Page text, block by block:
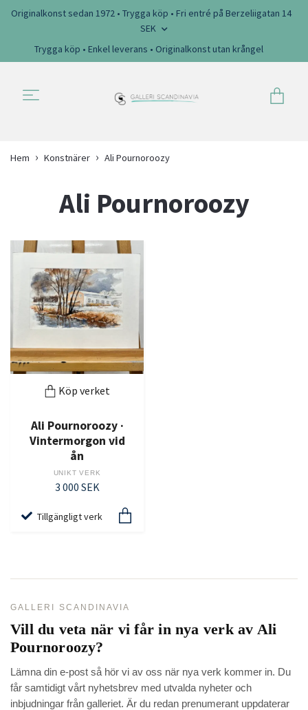
Originalkonst sedan 1972 • Trygga köp • Fri entré på Berzeliigatan 14
SEK
Trygga köp • Enkel leverans • Originalkonst utan krångel
Hem Konstnärer Ali Pournoroozy
Ali Pournoroozy
Köp verket
Ali Pournoroozy ·
Vintermorgon vid
ån
UNIKT VERK
3 000 SEK
Tillgängligt verk
GALLERI SCANDINAVIA
Vill du veta när vi får in nya verk av Ali
Pournoroozy?
Lämna din e-post så hör vi av oss när nya verk kommer in. Du
får samtidigt vårt nyhetsbrev med utvalda nyheter och
inbjudningar från galleriet. Är du redan prenumerant uppdaterar